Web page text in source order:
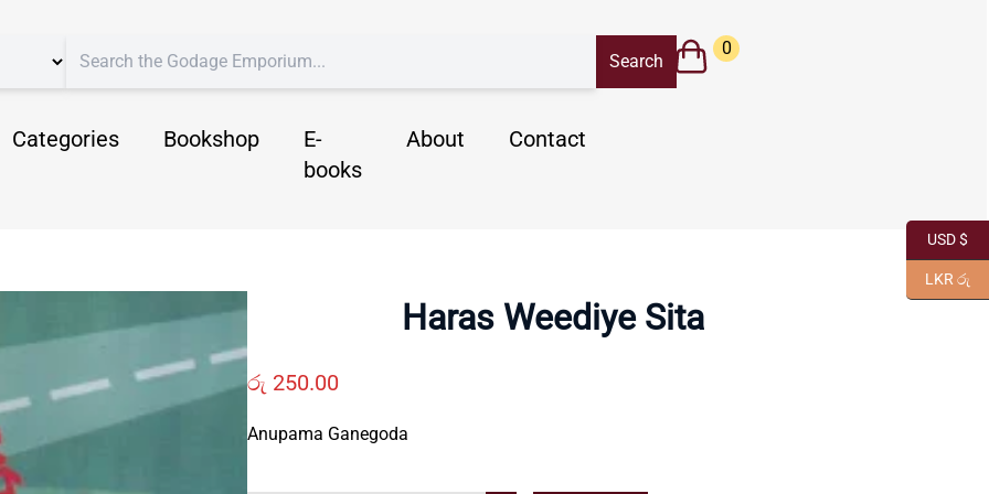
Categories Bookshop
E-
books
About Contact
0
Haras Weediye Sita
රු 250.00
Anupama Ganegoda
USD $
LKR රු